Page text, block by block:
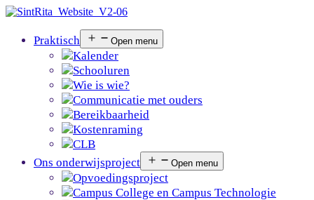
Praktisch Open menu
Kalender
Schooluren
Wie is wie?
Communicatie met ouders
Bereikbaarheid
Kostenraming
CLB
Ons onderwijsproject
Open menu
Opvoedingsproject
Campus College en Campus Technologie